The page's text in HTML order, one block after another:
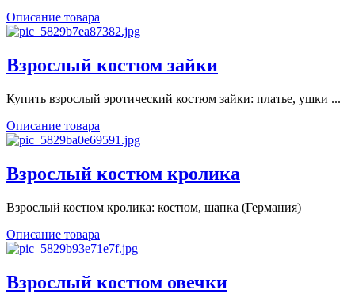
Описание товара
Взрослый костюм зайки
Купить взрослый эротический костюм зайки: платье, ушки ...
Описание товара
Взрослый костюм кролика
Взрослый костюм кролика: костюм, шапка (Германия)
Описание товара
Взрослый костюм овечки